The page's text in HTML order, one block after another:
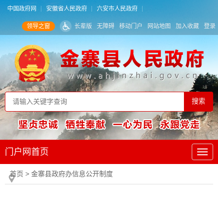
中国政府网 安徽省人民政府 六安市人民政府
领导之窗 长辈版 无障碍 移动门户 网站地图 加入收藏 登录
门户网首页
首页 > 金寨县政府办信息公开制度